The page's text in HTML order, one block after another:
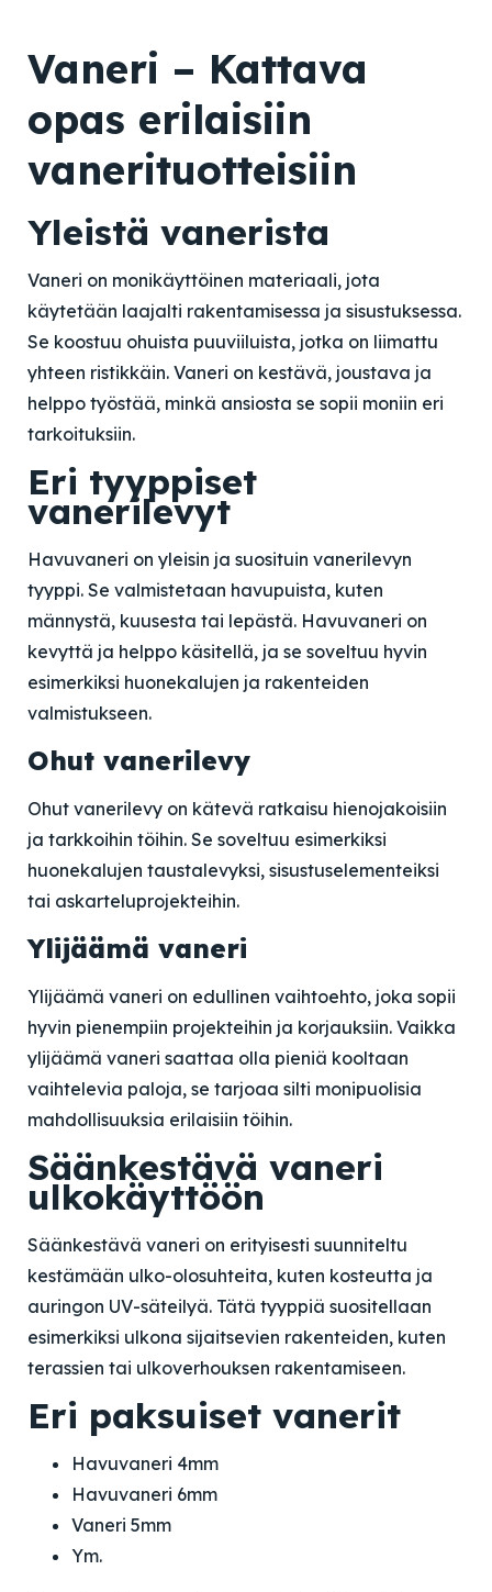
Vaneri – Kattava
opas erilaisiin
vanerituotteisiin
Yleistä vanerista
Vaneri on monikäyttöinen materiaali, jota
käytetään laajalti rakentamisessa ja sisustuksessa.
Se koostuu ohuista puuviiluista, jotka on liimattu
yhteen ristikkäin. Vaneri on kestävä, joustava ja
helppo työstää, minkä ansiosta se sopii moniin eri
tarkoituksiin.
Eri tyyppiset
vanerilevyt
Havuvaneri on yleisin ja suosituin vanerilevyn
tyyppi. Se valmistetaan havupuista, kuten
männystä, kuusesta tai lepästä. Havuvaneri on
kevyttä ja helppo käsitellä, ja se soveltuu hyvin
esimerkiksi huonekalujen ja rakenteiden
valmistukseen.
Ohut vanerilevy
Ohut vanerilevy on kätevä ratkaisu hienojakoisiin
ja tarkkoihin töihin. Se soveltuu esimerkiksi
huonekalujen taustalevyksi, sisustuselementeiksi
tai askarteluprojekteihin.
Ylijäämä vaneri
Ylijäämä vaneri on edullinen vaihtoehto, joka sopii
hyvin pienempiin projekteihin ja korjauksiin. Vaikka
ylijäämä vaneri saattaa olla pieniä kooltaan
vaihtelevia paloja, se tarjoaa silti monipuolisia
mahdollisuuksia erilaisiin töihin.
Säänkestävä vaneri
ulkokäyttöön
Säänkestävä vaneri on erityisesti suunniteltu
kestämään ulko-olosuhteita, kuten kosteutta ja
auringon UV-säteilyä. Tätä tyyppiä suositellaan
esimerkiksi ulkona sijaitsevien rakenteiden, kuten
terassien tai ulkoverhouksen rakentamiseen.
Eri paksuiset vanerit
Havuvaneri 4mm
Havuvaneri 6mm
Vaneri 5mm
Ym.